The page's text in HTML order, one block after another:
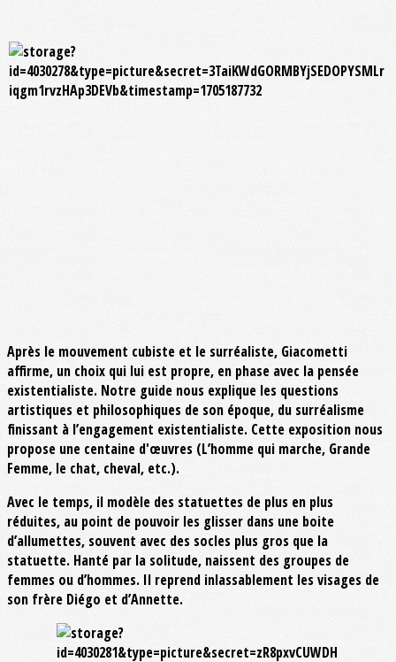
Après le mouvement cubiste et le surréaliste, Giacometti
affirme, un choix qui lui est propre, en phase avec la pensée
existentialiste. Notre guide nous explique les questions
artistiques et philosophiques de son époque, du surréalisme
finissant à l’engagement existentialiste. Cette exposition nous
propose une centaine d'œuvres (L’homme qui marche, Grande
Femme, le chat, cheval, etc.).
Avec le temps, il modèle des statuettes de plus en plus
réduites, au point de pouvoir les glisser dans une boite
d’allumettes, souvent avec des socles plus gros que la
statuette. Hanté par la solitude, naissent des groupes de
femmes ou d’hommes. Il reprend inlassablement les visages de
son frère Diégo et d’Annette.